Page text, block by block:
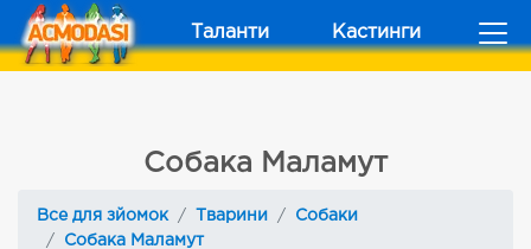
Таланти Кастинги
Собака Маламут
Все для зйомок Тварини
Собаки
Собака Маламут